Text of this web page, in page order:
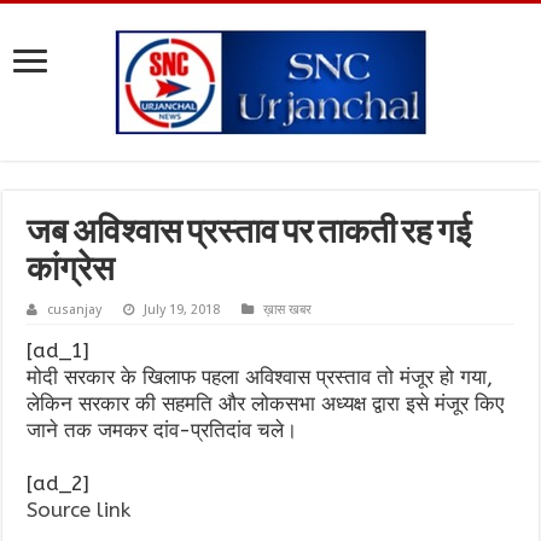
जब अविश्वास प्रस्ताव पर ताकती रह गई
कांग्रेस
cusanjay July 19, 2018 ख़ास खबर
[ad_1]
मोदी सरकार के खिलाफ पहला अविश्वास प्रस्ताव तो मंजूर हो गया,
लेकिन सरकार की सहमति और लोकसभा अध्यक्ष द्वारा इसे मंजूर किए
जाने तक जमकर दांव-प्रतिदांव चले।
[ad_2]
Source link